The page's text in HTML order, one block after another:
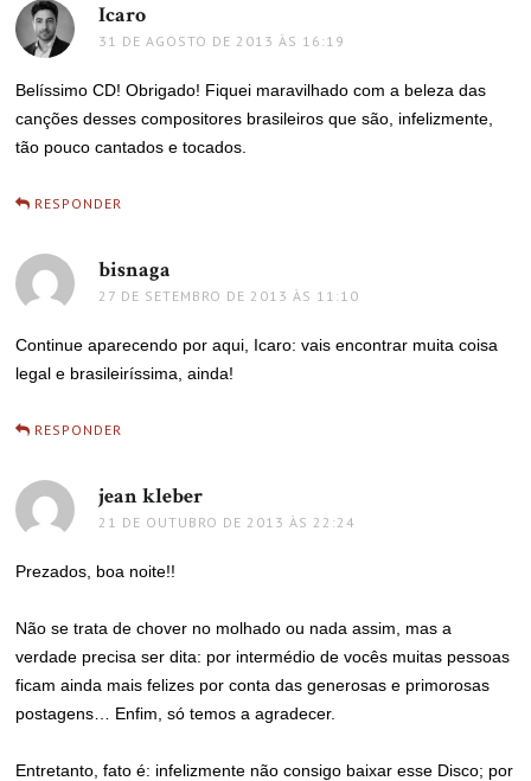
Icaro
31 DE AGOSTO DE 2013 ÀS 16:19
Belíssimo CD! Obrigado! Fiquei maravilhado com a beleza das
canções desses compositores brasileiros que são, infelizmente,
tão pouco cantados e tocados.
RESPONDER
bisnaga
27 DE SETEMBRO DE 2013 ÀS 11:10
Continue aparecendo por aqui, Icaro: vais encontrar muita coisa
legal e brasileiríssima, ainda!
RESPONDER
jean kleber
21 DE OUTUBRO DE 2013 ÀS 22:24
Prezados, boa noite!!
Não se trata de chover no molhado ou nada assim, mas a
verdade precisa ser dita: por intermédio de vocês muitas pessoas
ficam ainda mais felizes por conta das generosas e primorosas
postagens… Enfim, só temos a agradecer.
Entretanto, fato é: infelizmente não consigo baixar esse Disco; por